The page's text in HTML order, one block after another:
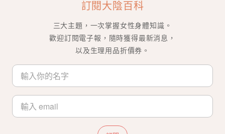
訂閱大陰百科
三大主題，一次掌握女性身體知識。
歡迎訂閱電子報，隨時獲得最新消息，
以及生理用品折價券。